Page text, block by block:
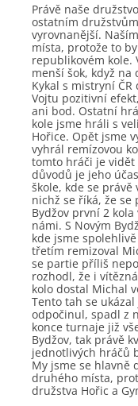
Právě naše
ostatním
vyrovnanější.
místa, protože to
republikovém kole.
menší šok, když na
Kykal s mistryní
Vojtu pozitivní
ani bod. Ostatní
kole jsme hráli s
Hořice. Opět jsme
vyhrál remízovou
tomto hráči je vidět
důvodů je jeho
škole, kde se právě
nichž se říká, že se
Bydžov první 2
námi. S Novým
kde jsme
třetím remizoval
se partie příliš
rozhodl, že i
kolo dostal Michal
Tento tah se
odpočinul, spadl z
konce turnaje již
Bydžov, tak právě
jednotlivých hráčů
My jsme se hlavně
druhého místa,
družstva Hořic a